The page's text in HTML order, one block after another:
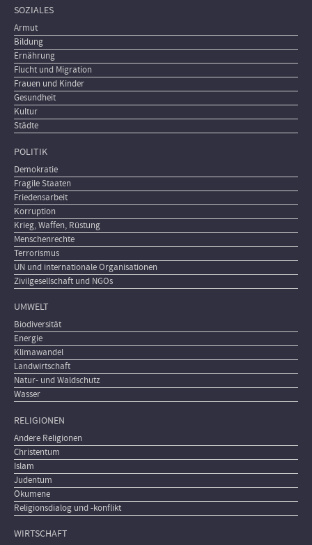
SOZIALES
Armut
Bildung
Ernährung
Flucht und Migration
Frauen und Kinder
Gesundheit
Kultur
Städte
POLITIK
Demokratie
Fragile Staaten
Friedensarbeit
Korruption
Krieg, Waffen, Rüstung
Menschenrechte
Terrorismus
UN und internationale Organisationen
Zivilgesellschaft und NGOs
UMWELT
Biodiversität
Energie
Klimawandel
Landwirtschaft
Natur- und Waldschutz
Wasser
RELIGIONEN
Andere Religionen
Christentum
Islam
Judentum
Ökumene
Religionsdialog und -konflikt
WIRTSCHAFT